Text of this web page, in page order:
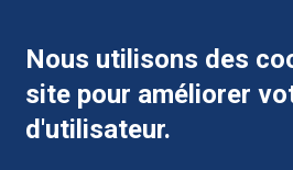
Nous utilisons des
site pour améliorer
d'utilisateur.